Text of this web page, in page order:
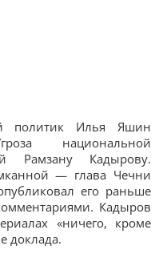
политик Илья Яшин
национальной
Рамзану Кадырову.
— глава Чечни
его раньше
Кадыров
«ничего, кроме
доклада.